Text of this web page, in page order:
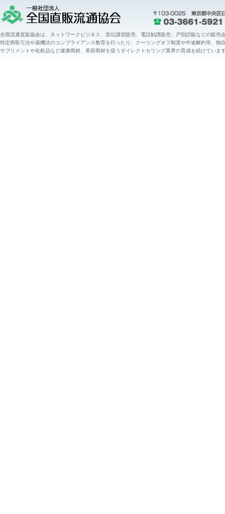
全国流通直販協会は、ネットワークビジネス、宣伝講習販売、電話勧誘販売、戸別訪販などの販売
特定商取引法や薬機法のコンプライアンス教育を行ったり、クーリングオフ制度や中途解約等、
サプリメントや化粧品など健康商材、美容商材を扱うダイレクトセリング業界の育成を続けていま